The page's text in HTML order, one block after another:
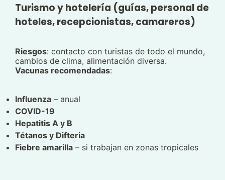
Turismo y hotelería (guías, personal de
hoteles, recepcionistas, camareros)
Riesgos: contacto con turistas de todo el mundo,
cambios de clima, alimentación diversa.
Vacunas recomendadas:
Influenza – anual
COVID-19
Hepatitis A y B
Tétanos y Difteria
Fiebre amarilla – si trabajan en zonas tropicales